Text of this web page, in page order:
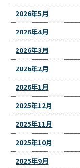
2026年5月
2026年4月
2026年3月
2026年2月
2026年1月
2025年12月
2025年11月
2025年10月
2025年9月